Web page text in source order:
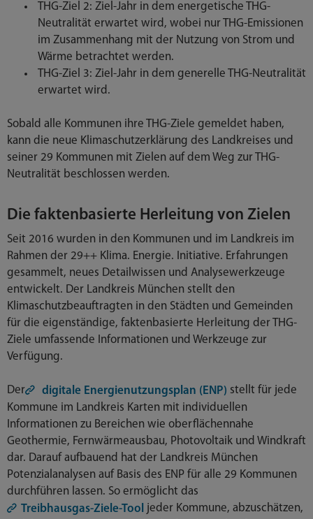
THG-Ziel 2: Ziel-Jahr in dem energetische THG-
Neutralität erwartet wird, wobei nur THG-Emissionen
im Zusammenhang mit der Nutzung von Strom und
Wärme betrachtet werden.
THG-Ziel 3: Ziel-Jahr in dem generelle THG-Neutralität
erwartet wird.
Sobald alle Kommunen ihre THG-Ziele gemeldet haben,
kann die neue Klimaschutzerklärung des Landkreises und
seiner 29 Kommunen mit Zielen auf dem Weg zur THG-
Neutralität beschlossen werden.
Die faktenbasierte Herleitung von Zielen
Seit 2016 wurden in den Kommunen und im Landkreis im
Rahmen der 29++ Klima. Energie. Initiative. Erfahrungen
gesammelt, neues Detailwissen und Analysewerkzeuge
entwickelt. Der Landkreis München stellt den
Klimaschutzbeauftragten in den Städten und Gemeinden
für die eigenständige, faktenbasierte Herleitung der THG-
Ziele umfassende Informationen und Werkzeuge zur
Verfügung.
Der digitale Energienutzungsplan (ENP) stellt für jede
Kommune im Landkreis Karten mit individuellen
Informationen zu Bereichen wie oberflächennahe
Geothermie, Fernwärmeausbau, Photovoltaik und Windkraft
dar. Darauf aufbauend hat der Landkreis München
Potenzialanalysen auf Basis des ENP für alle 29 Kommunen
durchführen lassen. So ermöglicht das
Treibhausgas-Ziele-Tool jeder Kommune, abzuschätzen,